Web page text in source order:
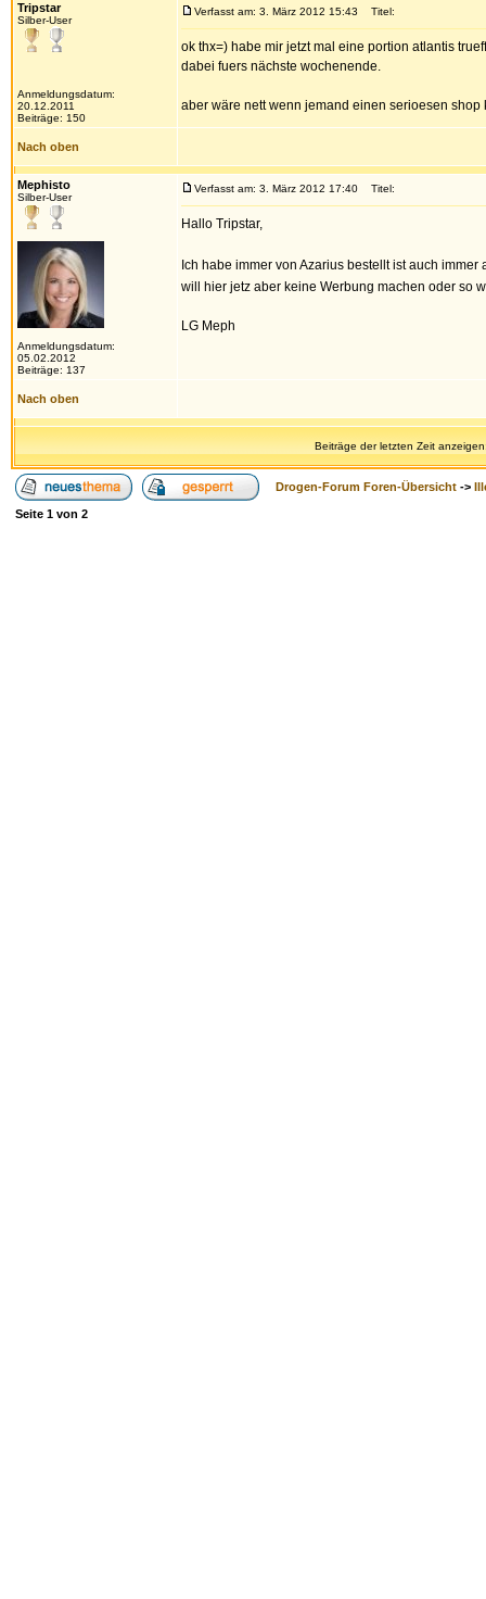
Tripstar
Silber-User
Anmeldungsdatum:
20.12.2011
Beiträge: 150
Verfasst am: 3. März 2012 15:43 Titel:
ok thx=) habe mir jetzt mal eine portion atlantis
dabei fuers nächste wochenende.
aber wäre nett wenn jemand einen serioesen
Nach oben
Mephisto
Silber-User
Anmeldungsdatum:
05.02.2012
Beiträge: 137
Verfasst am: 3. März 2012 17:40 Titel:
Hallo Tripstar,
Ich habe immer von Azarius bestellt ist auch
will hier jetz aber keine Werbung machen oder so
LG Meph
Nach oben
Beiträge der letzten Zeit
Drogen-Forum Foren-Übersicht ->
Seite 1 von 2